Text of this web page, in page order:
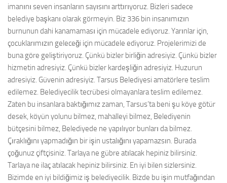
imanını seven insanların sayısını arttırıyoruz. Bizleri sadece
belediye başkanı olarak görmeyin. Biz 336 bin insanımızın
burnunun dahi kanamaması için mücadele ediyoruz. Yarınlar için,
çocuklarımızın geleceği için mücadele ediyoruz. Projelerimizi de
buna göre geliştiriyoruz. Çünkü bizler birliğin adresiyiz. Çünkü bizler
hizmetin adresiyiz. Çünkü bizler kardeşliğin adresiyiz. Huzurun
adresiyiz. Güvenin adresiyiz. Tarsus Belediyesi amatörlere teslim
edilemez. Belediyecilik tecrübesi olmayanlara teslim edilemez.
Zaten bu insanlara baktığımız zaman, Tarsus’ta beni şu köye götür
desek, köyün yolunu bilmez, mahalleyi bilmez, Belediyenin
bütçesini bilmez, Belediyede ne yapılıyor bunları da bilmez.
Çıraklığını yapmadığın bir işin ustalığını yapamazsın. Burada
çoğunuz çiftçisiniz. Tarlaya ne gübre atılacak hepiniz bilirsiniz.
Tarlaya ne ilaç atılacak hepiniz bilirsiniz. En iyi bilen sizlersiniz.
Bizimde en iyi bildiğimiz iş belediyecilik. Bizde bu işin mutfağından